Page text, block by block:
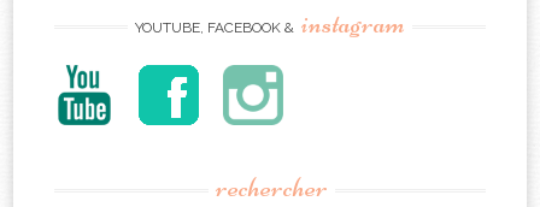
YOUTUBE, FACEBOOK & instagram
rechercher